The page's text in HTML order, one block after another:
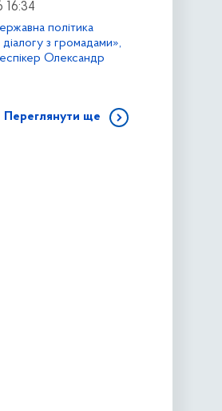
16:34
політика
з громадами»,
Олександр
Переглянути ще